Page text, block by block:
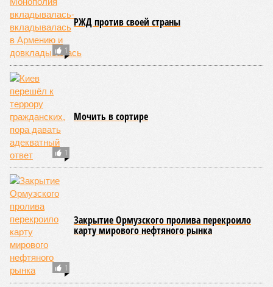
1
РЖД против своей страны
1
Мочить в сортире
1
Закрытие Ормузского пролива перекроило
карту мирового нефтяного рынка